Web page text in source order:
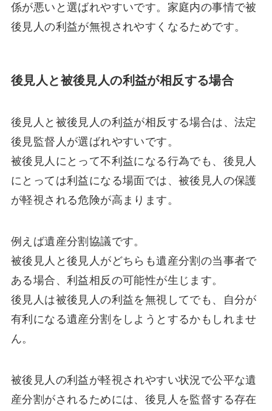
係が悪いと選ばれやすいです。家庭内の事情で被
後見人の利益が無視されやすくなるためです。
後見人と被後見人の利益が相反する場合
後見人と被後見人の利益が相反する場合は、法定
後見監督人が選ばれやすいです。
被後見人にとって不利益になる行為でも、後見人
にとっては利益になる場面では、被後見人の保護
が軽視される危険が高まります。
例えば遺産分割協議です。
被後見人と後見人がどちらも遺産分割の当事者で
ある場合、利益相反の可能性が生じます。
後見人は被後見人の利益を無視してでも、自分が
有利になる遺産分割をしようとするかもしれませ
ん。
被後見人の利益が軽視されやすい状況で公平な遺
産分割がされるためには、後見人を監督する存在